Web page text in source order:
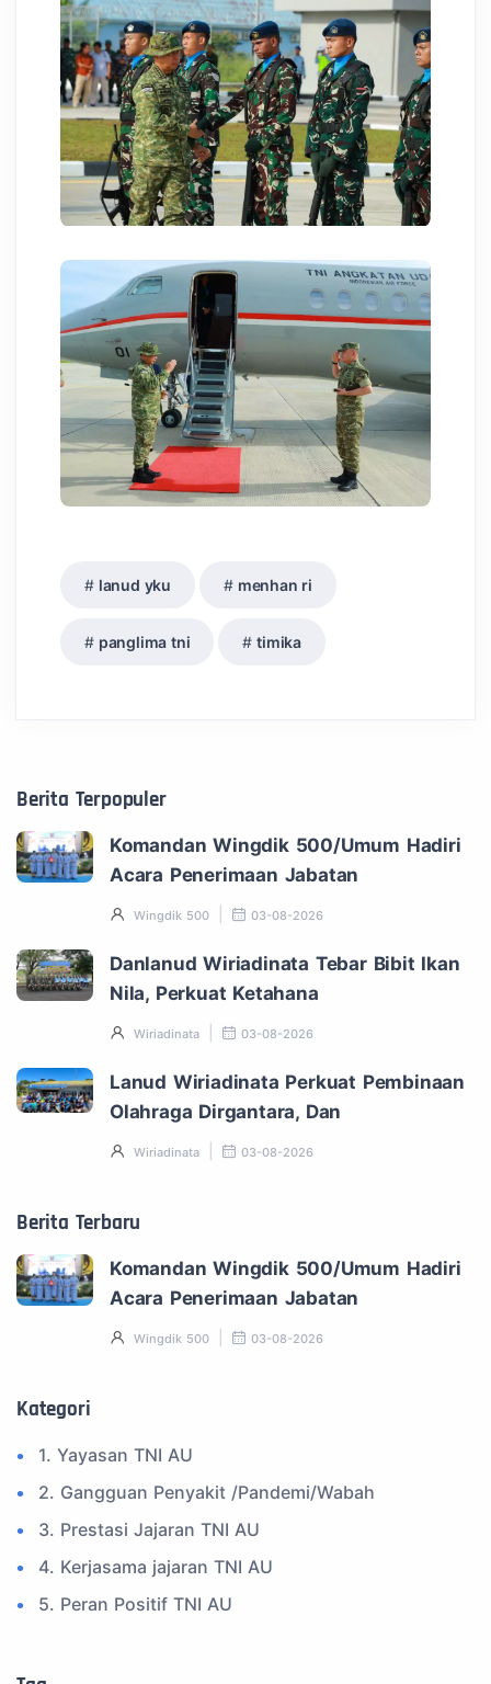
lanud yku menhan ri
panglima tni timika
Berita Terpopuler
Komandan Wingdik 500/Umum Hadiri
Acara Penerimaan Jabatan
Wingdik 500 03-08-2026
Danlanud Wiriadinata Tebar Bibit Ikan
Nila, Perkuat Ketahana
Wiriadinata 03-08-2026
Lanud Wiriadinata Perkuat Pembinaan
Olahraga Dirgantara, Dan
Wiriadinata 03-08-2026
Berita Terbaru
Komandan Wingdik 500/Umum Hadiri
Acara Penerimaan Jabatan
Wingdik 500 03-08-2026
Kategori
1. Yayasan TNI AU
2. Gangguan Penyakit /Pandemi/Wabah
3. Prestasi Jajaran TNI AU
4. Kerjasama jajaran TNI AU
5. Peran Positif TNI AU
7. Spam Bukan Berita TNI